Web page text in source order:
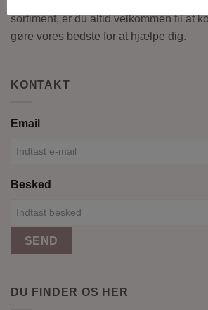
sortiment, er du altid velkommen til at
gøre vores bedste for at hjælpe dig.
KONTAKT
Email
Besked
SEND
DU FINDER OS HER